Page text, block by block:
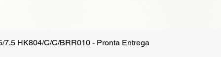
Vista rápida
7.5 HK804/C/C/BRR010 - Pronta Entrega